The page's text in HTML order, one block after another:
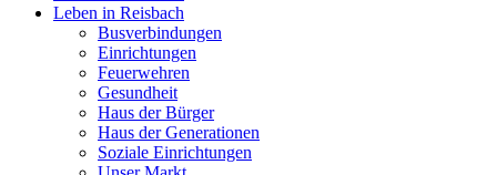
Leben in Reisbach
Busverbindungen
Einrichtungen
Feuerwehren
Gesundheit
Haus der Bürger
Haus der Generationen
Soziale Einrichtungen